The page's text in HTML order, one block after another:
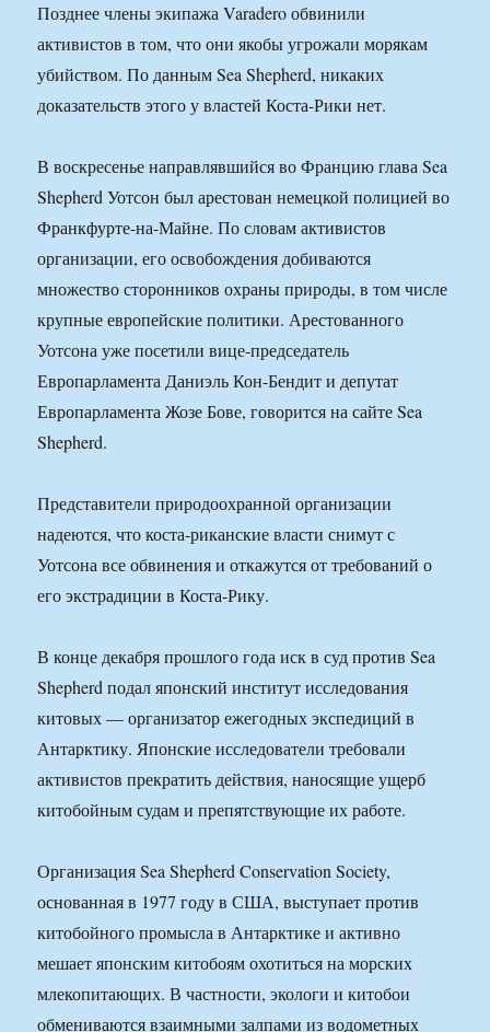
Позднее члены экипажа Varadero обвинили
активистов в том, что они якобы угрожали морякам
убийством. По данным Sea Shepherd, никаких
доказательств этого у властей Коста-Рики нет.
В воскресенье направлявшийся во Францию глава Sea
Shepherd Уотсон был арестован немецкой полицией во
Франкфурте-на-Майне. По словам активистов
организации, его освобождения добиваются
множество сторонников охраны природы, в том числе
крупные европейские политики. Арестованного
Уотсона уже посетили вице-председатель
Европарламента Даниэль Кон-Бендит и депутат
Европарламента Жозе Бове, говорится на сайте Sea
Shepherd.
Представители природоохранной организации
надеются, что коста-риканские власти снимут с
Уотсона все обвинения и откажутся от требований о
его экстрадиции в Коста-Рику.
В конце декабря прошлого года иск в суд против Sea
Shepherd подал японский институт исследования
китовых — организатор ежегодных экспедиций в
Антарктику. Японские исследователи требовали
активистов прекратить действия, наносящие ущерб
китобойным судам и препятствующие их работе.
Организация Sea Shepherd Conservation Society,
основанная в 1977 году в США, выступает против
китобойного промысла в Антарктике и активно
мешает японским китобоям охотиться на морских
млекопитающих. В частности, экологи и китобои
обмениваются взаимными залпами из водометных